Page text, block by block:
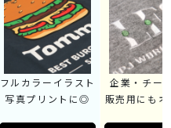
フルカラーイラスト
写真プリントに◎
企業・チー
販売用にも